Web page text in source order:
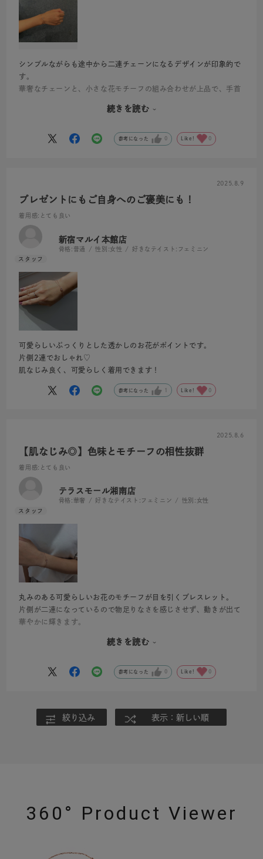
シンプルながらも途中から二連チェーンになるデザインが印象的で
す。
華奢なチェーンと、小さな花モチーフの組み合わせが上品で、手首
日常使いはもちろん、少し特別なお出かけにもぴったりの一本で
動くたびにきらめいて、つけているだけで気持ちが華やぎます。
続きを読む
参考になった Like!
2025.8.9
プレゼントにもご自身へのご褒美にも！
着用感:とても良い
新宿マルイ本館店
骨格: 普通 性別:女性 好きなテイスト: フェミニン
可愛らしいぷっくりとした透かしのお花がポイントです。
片側2連でおしゃれ♡
肌なじみ良く、可愛らしく着用できます！
参考になった Like! 0
2025.8.6
【肌なじみ◎】色味とモチーフの相性抜群
着用感:とても良い
テラスモール湘南店
骨格: 華奢 好きなテイスト: フェミニン 性別: 女性
丸みのある可愛らしいお花のモチーフが目を引くブレスレット。
片側が二連になっているので物足りなさを感じさせず、動きが出て
華やかに輝きます。
群で、肌に馴染んで可愛らしい印象に。
だけます！
続きを読む
参考になった Like!
絞り込み 表示：新しい順
360° Product Viewer